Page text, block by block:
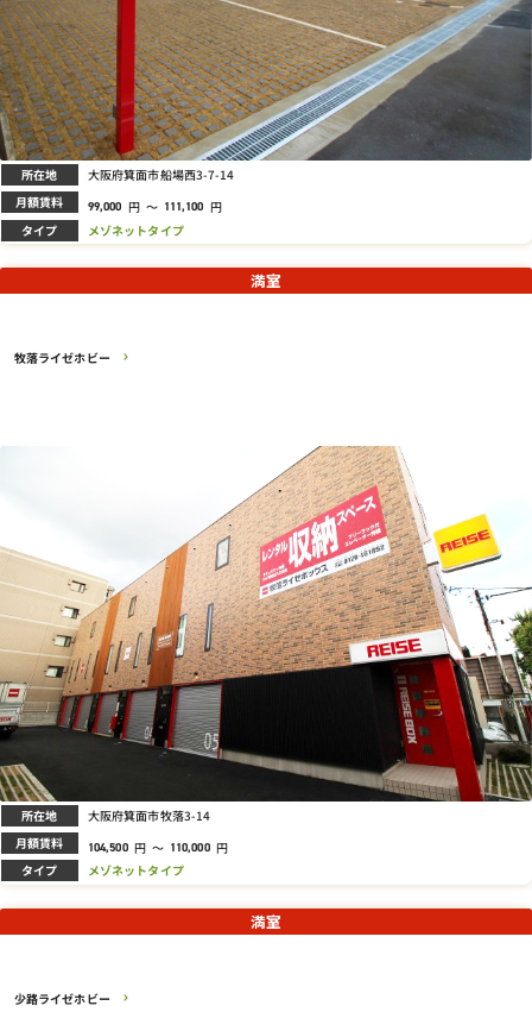
所在地 大阪府箕面市船場西3-7-14
月額賃料 99,000 円 ～ 111,100 円
タイプ メゾネットタイプ
牧落ライゼホビー
満室
所在地 大阪府箕面市牧落3-14
月額賃料 104,500 円 ～ 110,000 円
タイプ メゾネットタイプ
少路ライゼホビー
満室